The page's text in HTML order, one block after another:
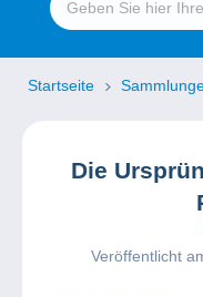
Startseite
Die
Veröffentlicht